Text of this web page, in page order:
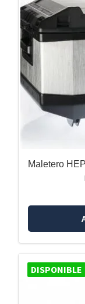
Maletero
DISPONIBLE